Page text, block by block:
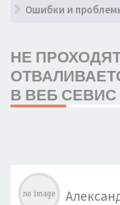
Ошибки и
НЕ
В ВЕБ СЕВИС